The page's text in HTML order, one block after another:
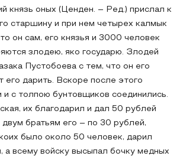
князь оных (Ценден. – Ред.) прислал к
старшину и при нем четырех калмык
он сам, его князья и 3000 человек
злодею, яко государю. Злодей
Пустобоева с тем, что он его
его дарить. Вскоре после этого
и с толпою бунтовщиков соединились.
их благодарил и дал 50 рублей
братьям его – по 30 рублей,
было около 50 человек, дарил
а всему войску высыпал бочку медных